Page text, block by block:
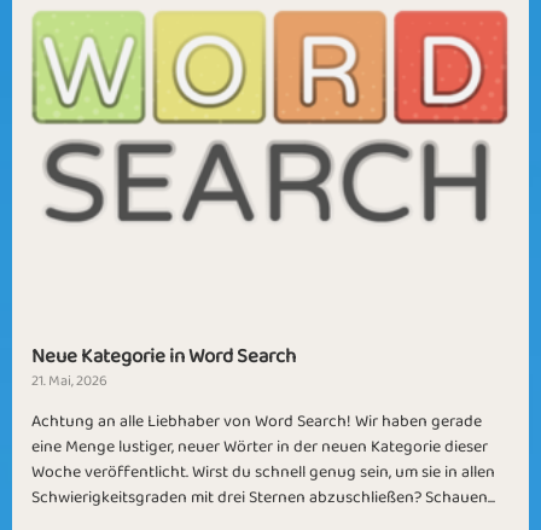
Neue Kategorie in Word Search
21. Mai, 2026
Achtung an alle Liebhaber von Word Search! Wir haben gerade
eine Menge lustiger, neuer Wörter in der neuen Kategorie dieser
Woche veröffentlicht. Wirst du schnell genug sein, um sie in allen
Schwierigkeitsgraden mit drei Sternen abzuschließen? Schauen...